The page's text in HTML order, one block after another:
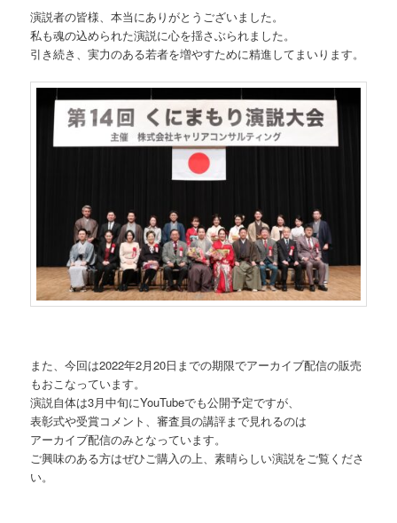
演説者の皆様、本当にありがとうございました。
私も魂の込められた演説に心を揺さぶられました。
引き続き、実力のある若者を増やすために精進してまいります。
また、今回は2022年2月20日までの期限でアーカイブ配信の販売
もおこなっています。
演説自体は3月中旬にYouTubeでも公開予定ですが、
表彰式や受賞コメント、審査員の講評まで見れるのは
アーカイブ配信のみとなっています。
ご興味のある方はぜひご購入の上、素晴らしい演説をご覧くださ
い。